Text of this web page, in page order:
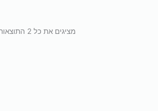
מציגים את כל ⁦2⁩ התוצאות